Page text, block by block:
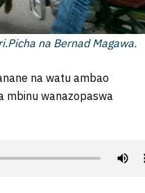
na Bernad Magawa.
na watu ambao
mbinu wanazopaswa